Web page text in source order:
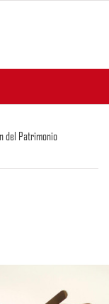
del Patrimonio